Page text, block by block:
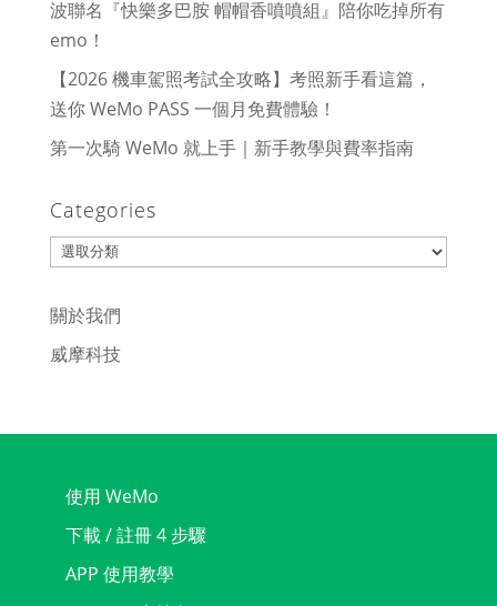
波聯名『快樂多巴胺 帽帽香噴噴組』陪你吃掉所有
emo！
【2026 機車駕照考試全攻略】考照新手看這篇，
送你 WeMo PASS 一個月免費體驗！
第一次騎 WeMo 就上手｜新手教學與費率指南
Categories
Categories
關於我們
威摩科技
使用 WeMo
下載 / 註冊 4 步驟
APP 使用教學